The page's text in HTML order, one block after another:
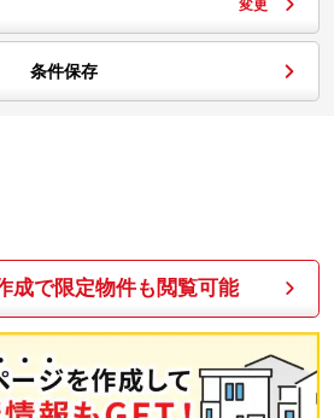
変更
条件保存
成で限定物件も閲覧可能